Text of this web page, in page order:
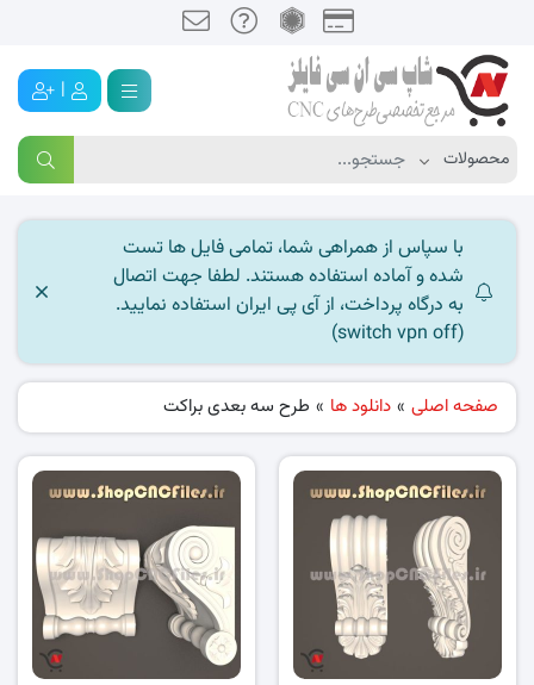
|
با سپاس از همراهی شما، تمامی فایل ها تست
شده و آماده استفاده هستند. لطفا جهت اتصال
به درگاه پرداخت، از آی پی ایران استفاده نمایید.
(switch vpn off)
صفحه اصلی » دانلود ها » طرح سه بعدی براکت